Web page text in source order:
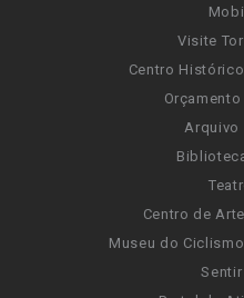
Visite
Centro
Arquivo
Centro de
Museu do